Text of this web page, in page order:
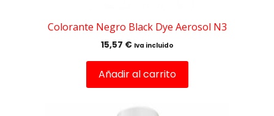
Colorante Negro Black Dye Aerosol N3
15,57 € Iva incluido
Añadir al carrito